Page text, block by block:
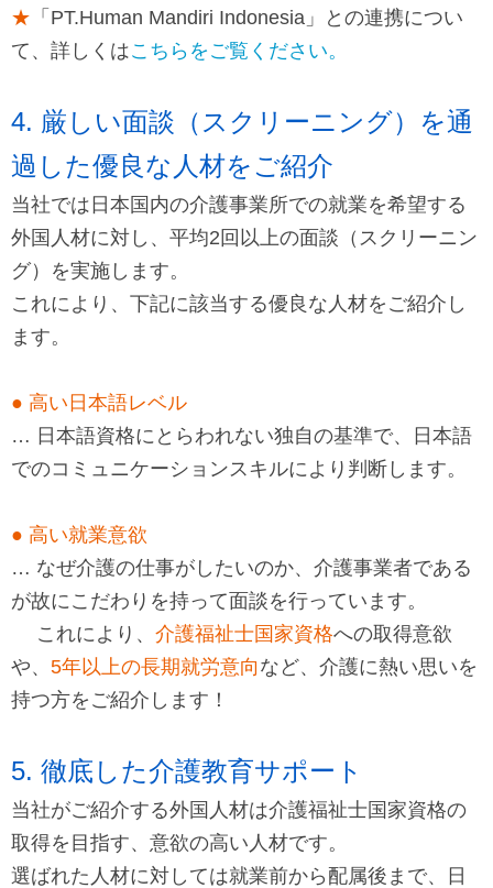
★ 「PT.Human Mandiri Indonesia」との連携につい
て、詳しくはこちらをご覧ください。
4. 厳しい面談（スクリーニング）を通
過した優良な人材をご紹介
当社では日本国内の介護事業所での就業を希望する
外国人材に対し、平均2回以上の面談（スクリーニン
グ）を実施します。
これにより、下記に該当する優良な人材をご紹介し
ます。
● 高い日本語レベル
… 日本語資格にとらわれない独自の基準で、日本語
でのコミュニケーションスキルにより判断します。
● 高い就業意欲
… なぜ介護の仕事がしたいのか、介護事業者である
が故にこだわりを持って面談を行っています。
これにより、 介護福祉士国家資格への取得意欲
や、 5年以上の長期就労意向 など、介護に熱い思いを
持つ方をご紹介します！
5. 徹底した介護教育サポート
当社がご紹介する外国人材は介護福祉士国家資格の
取得を目指す、意欲の高い人材です。
選ばれた人材に対しては就業前から配属後まで、日